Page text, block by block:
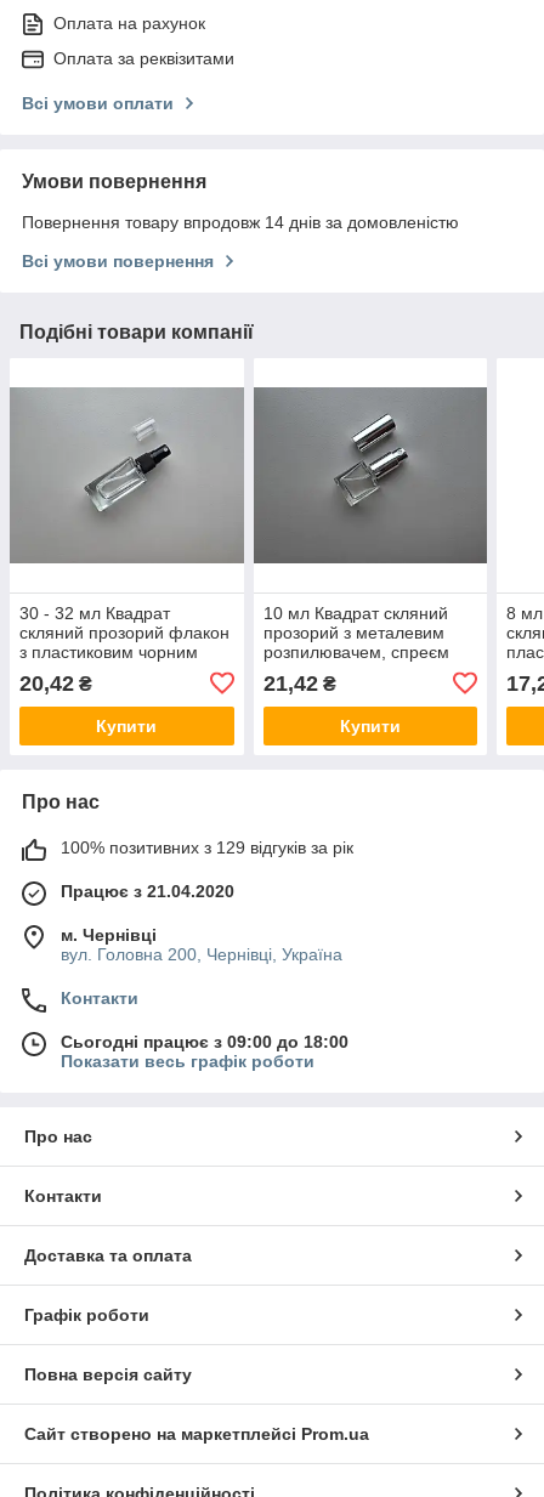
Оплата на рахунок
Оплата за реквізитами
Всі умови оплати
Умови повернення
Повернення товару впродовж 14 днів за домовленістю
Всі умови повернення
Подібні товари компанії
30 - 32 мл Квадрат
скляний прозорий флакон
з пластиковим чорним
атомайзер
20,42 ₴
Купити
10 мл Квадрат скляний
прозорий з металевим
розпилювачем, спреєм
13/410 пляшка, флакон,
атомайзер
21,42₴
Купити
8
Про нас
100% позитивних з 129 відгуків за рік
Працює з 21.04.2020
м. Чернівці
вул. Головна 200, Чернівці, Україна
Контакти
Сьогодні працює з 09:00 до 18:00
Показати весь графік роботи
Про нас
Контакти
Доставка та оплата
Графік роботи
Повна версія сайту
Сайт створено на маркетплейсі Prom.ua